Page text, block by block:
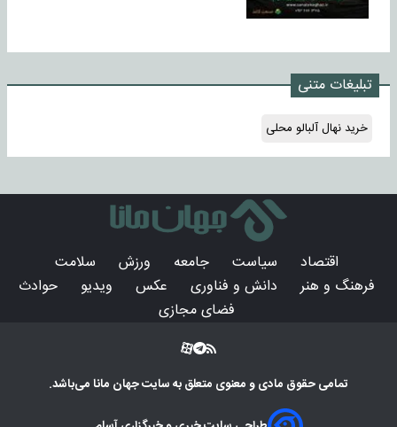
تبلیغات متنی
خرید نهال آلبالو محلی
اقتصاد سیاست جامعه ورزش
سلامت
فرهنگ و هنر
دانش و فناوری عکس ویدیو
حوادث
فضای مجازی
تمامی حقوق مادی و معنوی متعلق به سایتجهان مانامی‌باشد.